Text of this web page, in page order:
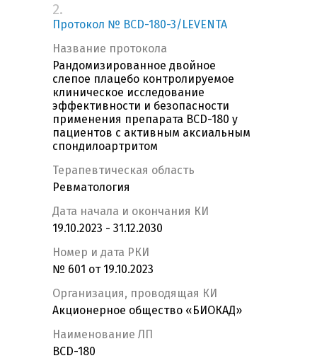
2.
Протокол № BCD-180-3/LEVENTA
Название протокола
Рандомизированное двойное
слепое плацебо контролируемое
клиническое исследование
эффективности и безопасности
применения препарата BCD-180 у
пациентов с активным аксиальным
спондилоартритом
Терапевтическая область
Ревматология
Дата начала и окончания КИ
19.10.2023 - 31.12.2030
Номер и дата РКИ
№ 601 от 19.10.2023
Организация, проводящая КИ
Акционерное общество «БИОКАД»
Наименование ЛП
BCD-180